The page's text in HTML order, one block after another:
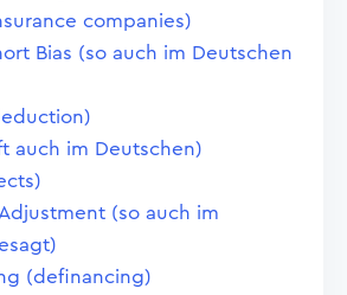
companies)
Bias (so auch im Deutschen
auch im Deutschen)
(so auch im
(definancing)